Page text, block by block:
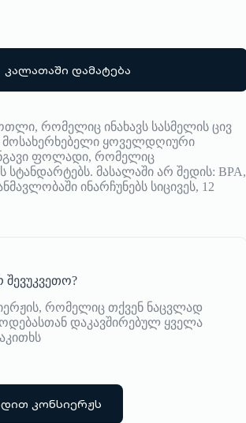
კალათაში დამატება
რომელიც ინახავს სასმელის ცივ
მოსახერხებელი ყოველდღიური
ფოლადი, რომელიც
მასალაში არ შედის: BPA,
ინარჩუნებს სიცივეს, 12
რომელიც თქვენ ნაცვლად
დაკავშირებულ ყველა
კონსიერჟს